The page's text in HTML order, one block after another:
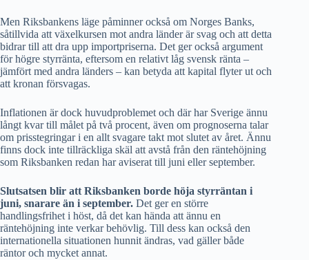
Men Riksbankens läge påminner också om Norges Banks,
såtillvida att växelkursen mot andra länder är svag och att detta
bidrar till att dra upp importpriserna. Det ger också argument
för högre styrränta, eftersom en relativt låg svensk ränta –
jämfört med andra länders – kan betyda att kapital flyter ut och
att kronan försvagas.
Inflationen är dock huvudproblemet och där har Sverige ännu
långt kvar till målet på två procent, även om prognoserna talar
om prisstegringar i en allt svagare takt mot slutet av året. Ännu
finns dock inte tillräckliga skäl att avstå från den räntehöjning
som Riksbanken redan har aviserat till juni eller september.
Slutsatsen blir att Riksbanken borde höja styrräntan i
juni, snarare än i september. Det ger en större
handlingsfrihet i höst, då det kan hända att ännu en
räntehöjning inte verkar behövlig. Till dess kan också den
internationella situationen hunnit ändras, vad gäller både
räntor och mycket annat.